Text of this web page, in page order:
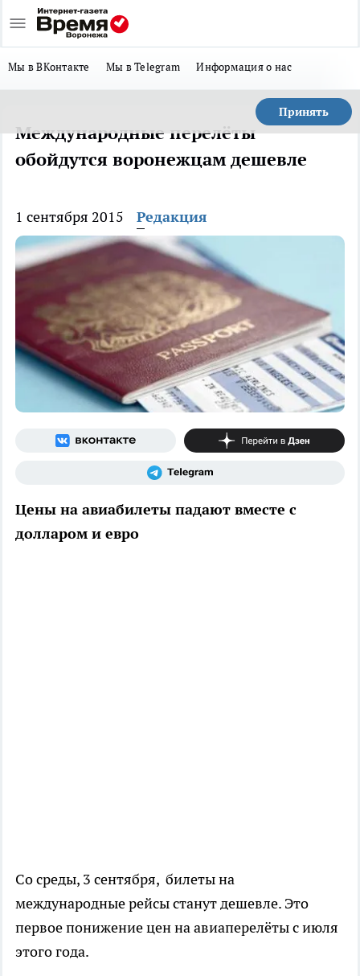
Мы в ВКонтакте Мы в Telegram Информация о нас
Принять
Международные перелёты
обойдутся воронежцам дешевле
1 сентября 2015 Редакция
Цены на авиабилеты падают вместе с
долларом и евро
Со среды, 3 сентября, билеты на
международные рейсы станут дешевле. Это
первое понижение цен на авиаперелёты с июля
этого года.